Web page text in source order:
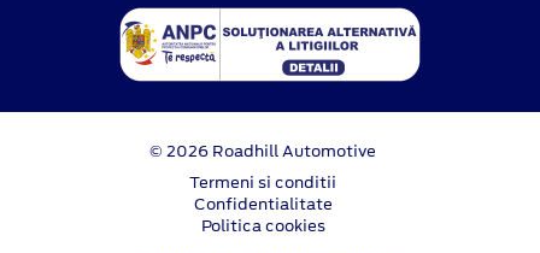
© 2026 Roadhill Automotive
Termeni si conditii
Confidentialitate
Politica cookies